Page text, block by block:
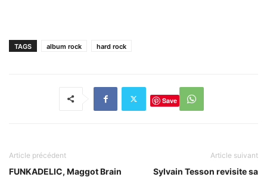
TAGS album rock hard rock
Save
Article précédent
FUNKADELIC, Maggot Brain
Article suivant
Sylvain Tesson revisite sa